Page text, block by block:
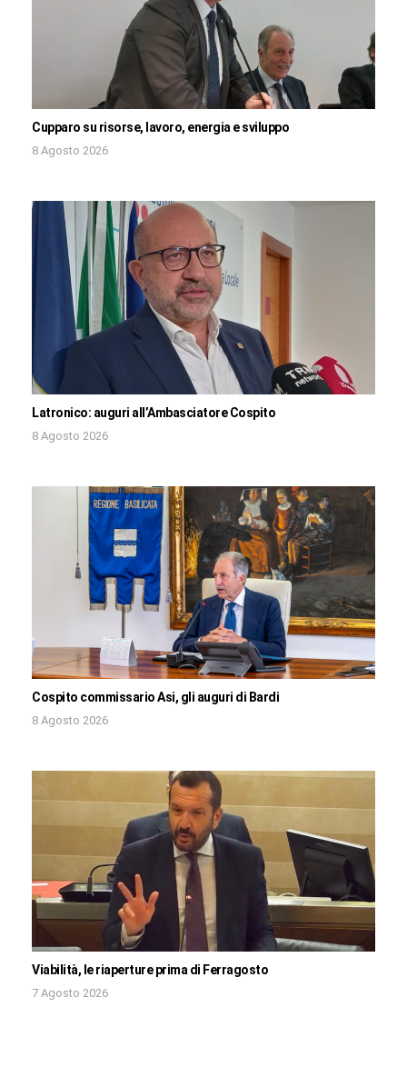
Cupparo su risorse, lavoro, energia e sviluppo
8 Agosto 2026
Latronico: auguri all’Ambasciatore Cospito
8 Agosto 2026
Cospito commissario Asi, gli auguri di Bardi
8 Agosto 2026
Viabilità, le riaperture prima di Ferragosto
7 Agosto 2026